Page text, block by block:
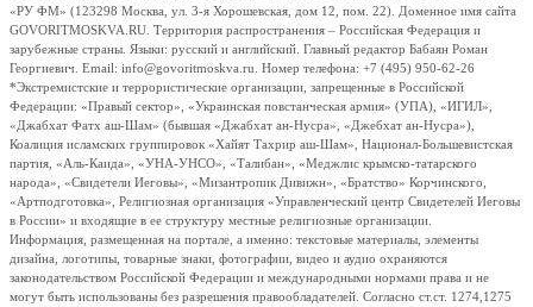
«РУ ФМ» (123298 Москва, ул. 3-я Хорошевская, дом 12, пом. 22). Доменное имя сайта
GOVORITMOSKVA.RU. Территория распространения – Российская Федерация и
зарубежные страны. Языки: русский и английский. Главный редактор Бабаян Роман
Георгиевич. Email: info@govoritmoskva.ru. Номер телефона: +7 (495) 950-62-26
*Экстремистские и террористические организации, запрещенные в Российской
Федерации: «Правый сектор», «Украинская повстанческая армия» (УПА), «ИГИЛ»,
«Джабхат Фатх аш-Шам» (бывшая «Джабхат ан-Нусра», «Джебхат ан-Нусра»),
Коалиция исламских группировок «Хайят Тахрир аш-Шам», Национал-Большевистская
партия, «Аль-Каида», «УНА-УНСО», «Талибан», «Меджлис крымско-татарского
народа», «Свидетели Иеговы», «Мизантропик Дивижн», «Братство» Корчинского,
«Артподготовка», Религиозная организация «Управленческий центр Свидетелей Иеговы
в России» и входящие в ее структуру местные религиозные организации.
Информация, размещенная на портале, а именно: текстовые материалы, элементы
дизайна, логотипы, товарные знаки, фотографии, видео и аудио охраняются
законодательством Российской Федерации и международными нормами права и не
могут быть использованы без разрешения правообладателей. Согласно ст.ст. 1274,1275